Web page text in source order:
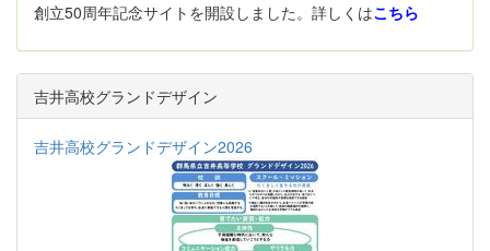
創立50周年記念サイトを開設しました。詳しくはこちら
吉井高校グランドデザイン
吉井高校グランドデザイン2026